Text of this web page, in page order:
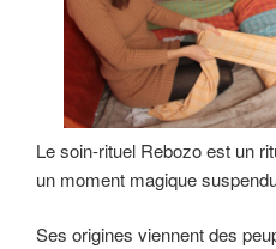
Le soin-rituel Rebozo est un
un moment magique
Ses origines viennent des